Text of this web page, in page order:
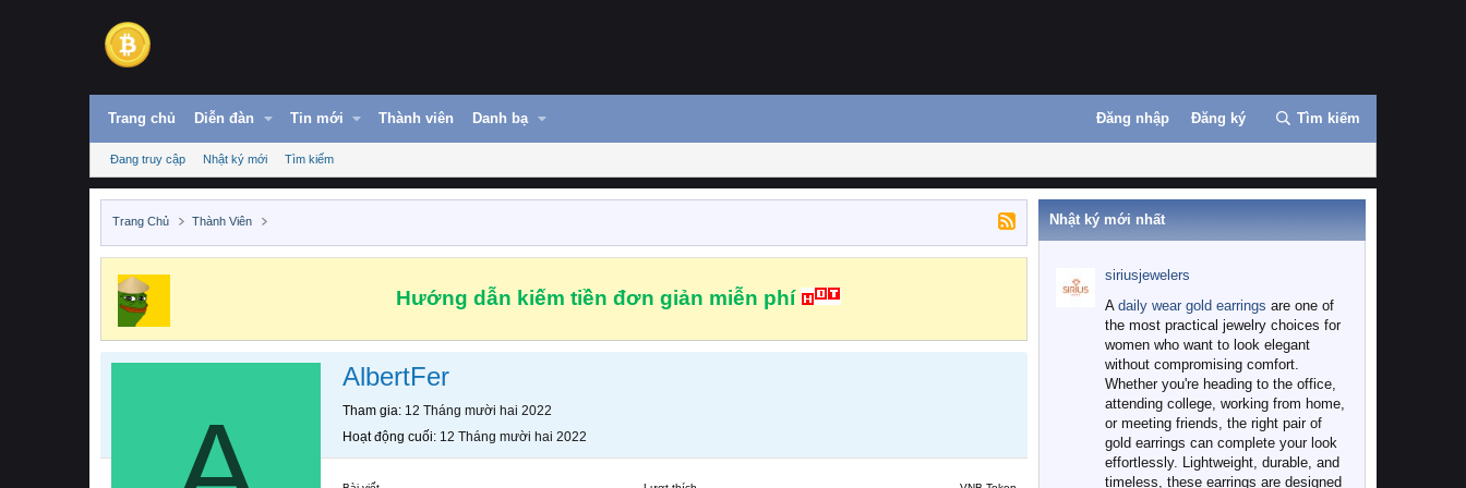
Trang chủ Diễn đàn Tin mới Thành viên Danh bạ Đăng nhập Đăng ký Tìm kiếm
Đang truy cập Nhật ký mới Tìm kiếm
Trang Chủ Thành Viên
Hướng dẫn kiếm tiền đơn giản miễn phí
AlbertFer
Tham gia 12 Tháng mười hai 2022
Hoạt động cuối 12 Tháng mười hai 2022
Nhật ký mới nhất
siriusjewelers
A daily wear gold earrings are one of
the most practical jewelry choices for
women who want to look elegant
without compromising comfort.
Whether you're heading to the office,
attending college, working from home,
or meeting friends, the right pair of
gold earrings can complete your look
effortlessly. Lightweight, durable, and
timeless, these earrings are designed